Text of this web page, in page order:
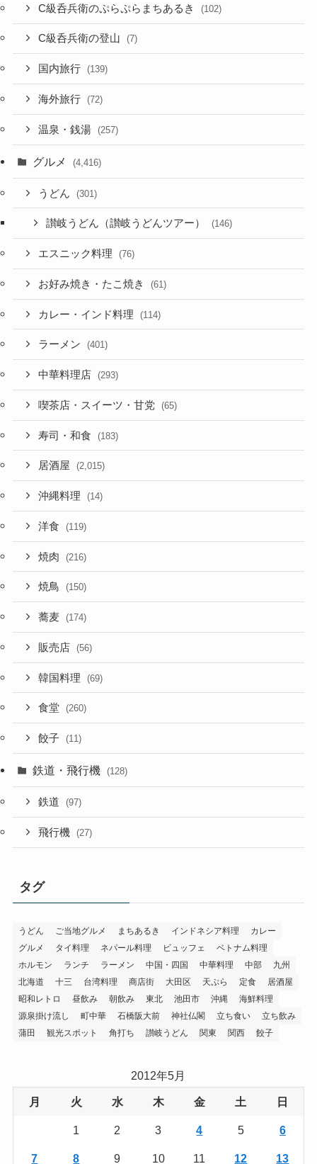
C級呑兵衛のぷらぷらまちあるき (102)
C級呑兵衛の登山 (7)
国内旅行 (139)
海外旅行 (72)
温泉・銭湯 (257)
グルメ (4,416)
うどん (301)
讃岐うどん（讃岐うどんツアー） (146)
エスニック料理 (76)
お好み焼き・たこ焼き (61)
カレー・インド料理 (114)
ラーメン (401)
中華料理店 (293)
喫茶店・スイーツ・甘党 (65)
寿司・和食 (183)
居酒屋 (2,015)
沖縄料理 (14)
洋食 (119)
焼肉 (216)
焼鳥 (150)
蕎麦 (174)
販売店 (56)
韓国料理 (69)
食堂 (260)
餃子 (11)
鉄道・飛行機 (128)
鉄道 (97)
飛行機 (27)
タグ
うどん ご当地グルメ まちあるき インドネシア料理
カレー
グルメ
タイ料理 ネパール料理 ビュッフェ
ベトナム料理
ホルモン
ランチ ラーメン 中国・四国 中華料理 中部
九州
北海道
十三 台湾料理 商店街 大田区 天ぷら 定食
居酒屋
昭和レトロ
昼飲み 朝飲み 東北 池田市 沖縄
海鮮料理
源泉掛け流し
町中華 石橋阪大前 神社仏閣 立ち食い
立ち飲み
蒲田
観光スポット 角打ち 讃岐うどん 関東 関西 餃子
2012年5月
月 火 水 木 金 土 日
1 2 3 4 5 6
7 8 9 10 11 12 13